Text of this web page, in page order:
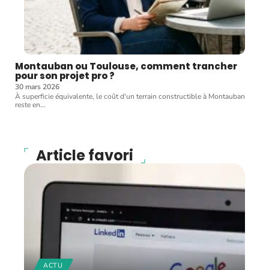
Montauban ou Toulouse, comment trancher
pour son projet pro ?
30 mars 2026
À superficie équivalente, le coût d'un terrain constructible à Montauban
reste en…
Article favori
ACTU